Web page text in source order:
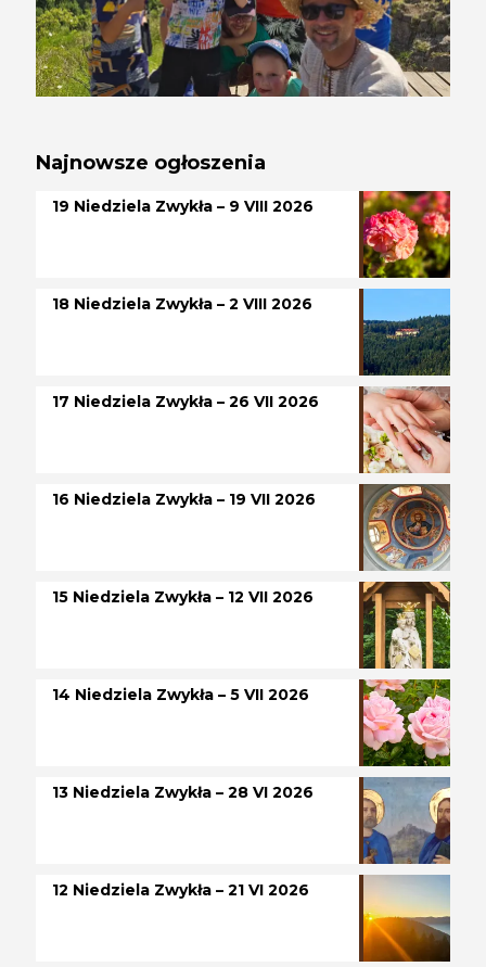
Najnowsze ogłoszenia
19 Niedziela Zwykła – 9 VIII 2026
18 Niedziela Zwykła – 2 VIII 2026
17 Niedziela Zwykła – 26 VII 2026
16 Niedziela Zwykła – 19 VII 2026
15 Niedziela Zwykła – 12 VII 2026
14 Niedziela Zwykła – 5 VII 2026
13 Niedziela Zwykła – 28 VI 2026
12 Niedziela Zwykła – 21 VI 2026